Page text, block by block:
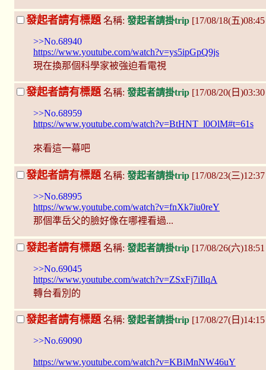
發起者請有標題 名稱: 發起者請掛trip [17/08/18(五
>>No.68940
https://www.youtube.com/watch?v=ys5ipGpQ9js
現在換那個科學家被強迫看電視
發起者請有標題 名稱: 發起者請掛trip [17/08/20(日
>>No.68959
https://www.youtube.com/watch?v=BtHNT_l0OlM#t=61s
來看這一幕吧
發起者請有標題 名稱: 發起者請掛trip [17/08/23(三
>>No.68995
https://www.youtube.com/watch?v=fnXk7iu0reY
那個準岳父的臉好像在哪裡看過...
發起者請有標題 名稱: 發起者請掛trip [17/08/26(六
>>No.69045
https://www.youtube.com/watch?v=ZSxFj7iIlqA
轉台看別的
發起者請有標題 名稱: 發起者請掛trip [17/08/27(日
>>No.69090
https://www.youtube.com/watch?v=KBiMnNW46uY